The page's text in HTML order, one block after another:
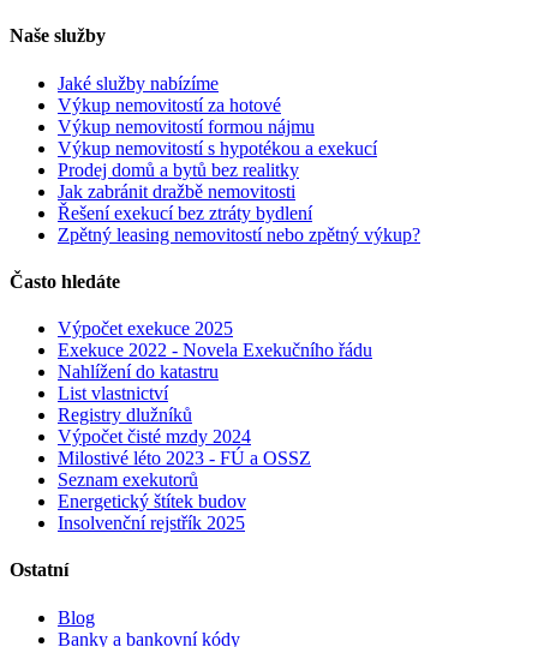
Naše služby
Jaké služby nabízíme
Výkup nemovitostí za hotové
Výkup nemovitostí formou nájmu
Výkup nemovitostí s hypotékou a exekucí
Prodej domů a bytů bez realitky
Jak zabránit dražbě nemovitosti
Řešení exekucí bez ztráty bydlení
Zpětný leasing nemovitostí nebo zpětný výkup?
Často hledáte
Výpočet exekuce 2025
Exekuce 2022 - Novela Exekučního řádu
Nahlížení do katastru
List vlastnictví
Registry dlužníků
Výpočet čisté mzdy 2024
Milostivé léto 2023 - FÚ a OSSZ
Seznam exekutorů
Energetický štítek budov
Insolvenční rejstřík 2025
Ostatní
Blog
Banky a bankovní kódy